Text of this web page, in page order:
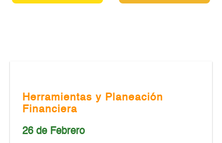
Herramientas y Planeación
Financiera
26 de Febrero